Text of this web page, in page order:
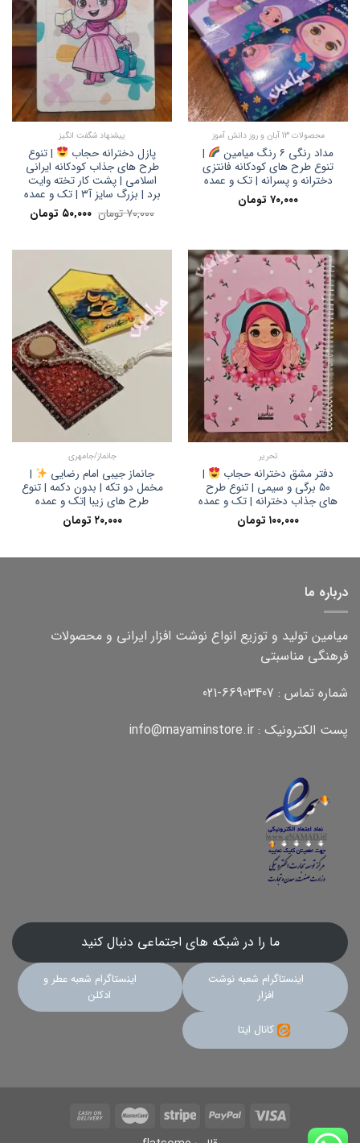
محصولات 13 آبان و روز دانش آموز
مداد رنگی ۶ رنگ میامین
|
تنوع طرح های کودکانه فانتزی
دخترانه و پسرانه | تک و عمده
۷۰,۰۰۰ تومان
پیشنهاد شگفت انگیز
پازل دخترانه حجاب
| تنوع
طرح های جذاب کودکانه ایرانی
اسلامی | پشت کار تخته وایت
برد | بزرگ سایز آ۳ | تک و عمده
۷۰,۰۰۰تومان قیمت
اصلی:
۵۰,۰۰۰ تومان
تحریر
دفتر مشق دخترانه حجاب
|
۵۰ برگی و سیمی | تنوع طرح
های جذاب دخترانه | تک و عمده
۱۰۰,۰۰۰ تومان
جانماز/جامهری
جانماز جیبی امام رضایی
|
مخمل دو تکه | بدون دکمه | تنوع
طرح های زیبا |تک و عمده
۲۰,۰۰۰ تومان
درباره ما
میامین تولید و توزیع انواع نوشت افزار ایرانی و محصولات
فرهنگی مناسبتی
شماره تماس : 66903407-021
پست الکترونیک : info@mayaminstore.ir
ما را در شبکه های اجتماعی دنبال کنید
اینستاگرام شعبه نوشت
افزار
اینستاگرام شعبه عطر و
ادکلن
کانال ایتا